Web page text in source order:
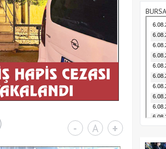
- A +